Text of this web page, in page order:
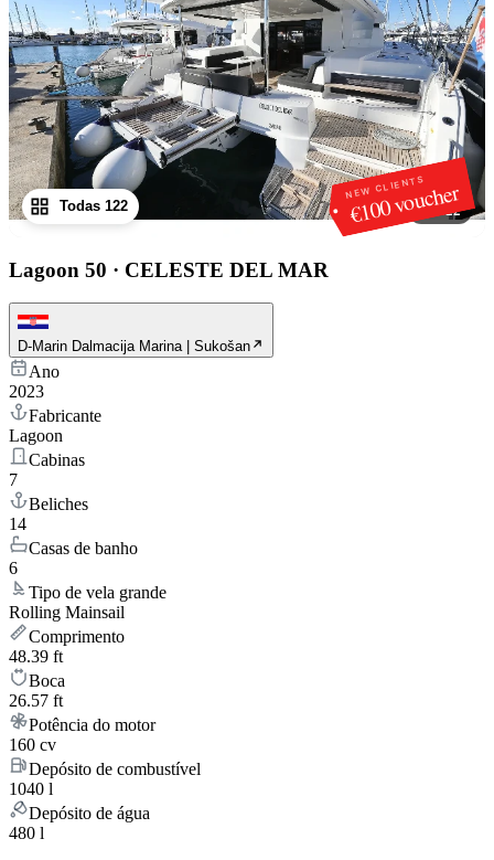
NEW CLIENTS
€100 voucher
1/122
Todas 122
Lagoon 50 · CELESTE DEL MAR
D-Marin Dalmacija Marina | Sukošan
Ano
2023
Fabricante
Lagoon
Cabinas
7
Beliches
14
Casas de banho
6
Tipo de vela grande
Rolling Mainsail
Comprimento
48.39 ft
Boca
26.57 ft
Potência do motor
160 cv
Depósito de combustível
1040 l
Depósito de água
480 l